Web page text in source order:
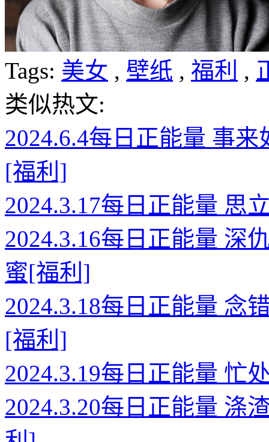
Tags: 美女 , 壁纸 , 福利 ,
类似热文:
2024.6.4每日正能量 事
[福利]
2024.3.17每日正能量 思
2024.3.16每日正能量 深
蜜[福利]
2024.3.18每日正能量 念
[福利]
2024.3.19每日正能量 忙
2024.3.20每日正能量 涤